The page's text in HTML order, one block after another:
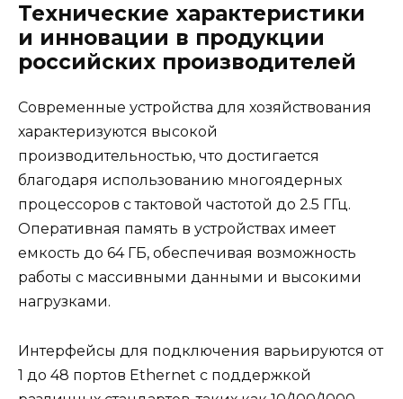
Технические характеристики
и инновации в продукции
российских производителей
Современные устройства для хозяйствования
характеризуются высокой
производительностью, что достигается
благодаря использованию многоядерных
процессоров с тактовой частотой до 2.5 ГГц.
Оперативная память в устройствах имеет
емкость до 64 ГБ, обеспечивая возможность
работы с массивными данными и высокими
нагрузками.
Интерфейсы для подключения варьируются от
1 до 48 портов Ethernet с поддержкой